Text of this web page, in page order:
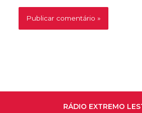
RÁDIO EXTREMO